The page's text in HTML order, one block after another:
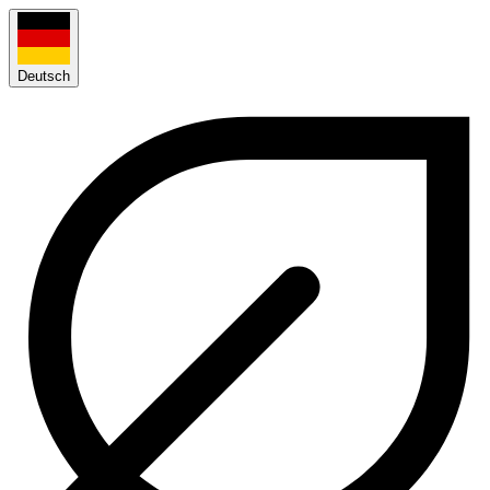
Deutsch